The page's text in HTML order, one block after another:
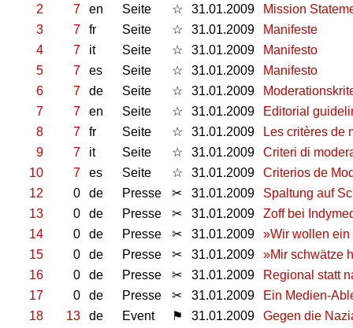
2
7 en Seite ☆ 31.01.2009
Mission
3
7 fr Seite ☆ 31.01.2009
Manifeste
4
7 it Seite ☆ 31.01.2009
Manifesto
5
7 es Seite ☆ 31.01.2009
Manifesto
6
7 de Seite ☆ 31.01.2009
7
7 en Seite ☆ 31.01.2009
Editorial
8
7 fr Seite ☆ 31.01.2009
Les critères de
9
7 it Seite ☆ 31.01.2009
Criteri di
10
7 es Seite ☆ 31.01.2009
Criterios de
12
0 de Presse ✂ 31.01.2009
Spaltung auf
13
0 de Presse ✂ 31.01.2009
Zoff bei
14
0 de Presse ✂ 31.01.2009
»Wir wollen
15
0 de Presse ✂ 31.01.2009
»Mir schwätze
16
0 de Presse ✂ 31.01.2009
Regional statt
17
0 de Presse ✂ 31.01.2009
Ein Medien-
18
13 de Event ⚑ 31.01.2009
Gegen die